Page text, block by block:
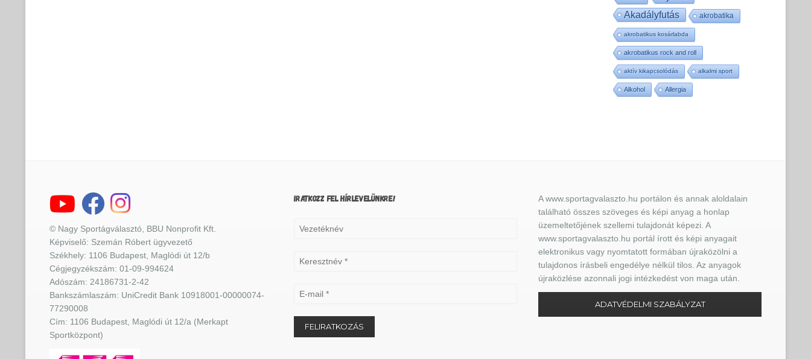
Akadályfutás akrobatika
akrobatikus kosárlabda
akrobatikus rock and roll
aktív kikapcsolódás alkalmi sport
Alkohol Allergia
© Nagy Sportágválasztó, BBU Nonprofit Kft.
Képviselő: Szemán Róbert ügyvezető
Székhely: 1106 Budapest, Maglódi út 12/b
Cégjegyzékszám: 01-09-994624
Adószám: 24186731-2-42
Bankszámlaszám: UniCredit Bank 10918001-00000074-
77290008
Cím: 1106 Budapest, Maglódi út 12/a (Merkapt
Sportközpont)
IRATKOZZ FEL HÍRLEVELÜNKRE!
A www.sportagvalaszto.hu portálon és annak aloldalain
található összes szöveges és képi anyag a honlap
üzemeltetőjének szellemi tulajdonát képezi. A
www.sportagvalaszto.hu portál írott és képi anyagait
elektronikus vagy nyomtatott formában újraközölni a
tulajdonos írásbeli engedélye nélkül tilos. Az anyagok
újraközlése azonnali jogi intézkedést von maga után.
ADATVÉDELMI SZABÁLYZAT